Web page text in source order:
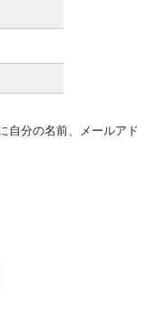
自分の名前、メールアド